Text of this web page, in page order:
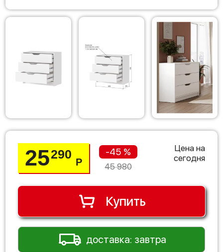
25290
Р
-45 %
45 980
Цена на
сегодня
Купить
доставка: завтра